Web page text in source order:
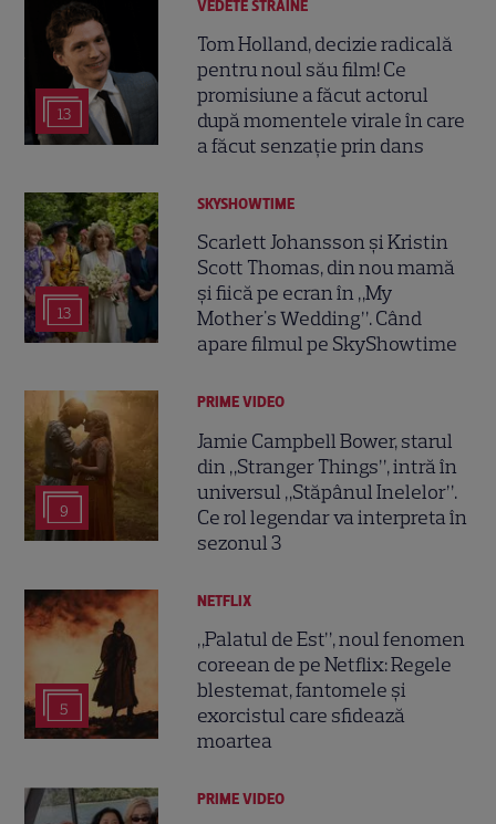
13
VEDETE STRĂINE
Tom Holland, decizie radicală
pentru noul său film! Ce
promisiune a făcut actorul
după momentele virale în care
a făcut senzație prin dans
13
SKYSHOWTIME
Scarlett Johansson și Kristin
Scott Thomas, din nou mamă
și fiică pe ecran în „My
Mother's Wedding”. Când
apare filmul pe SkyShowtime
9
PRIME VIDEO
Jamie Campbell Bower, starul
din „Stranger Things”, intră în
universul „Stăpânul Inelelor”.
Ce rol legendar va interpreta în
sezonul 3
5
NETFLIX
„Palatul de Est”, noul fenomen
coreean de pe Netflix: Regele
blestemat, fantomele și
exorcistul care sfidează
moartea
PRIME VIDEO